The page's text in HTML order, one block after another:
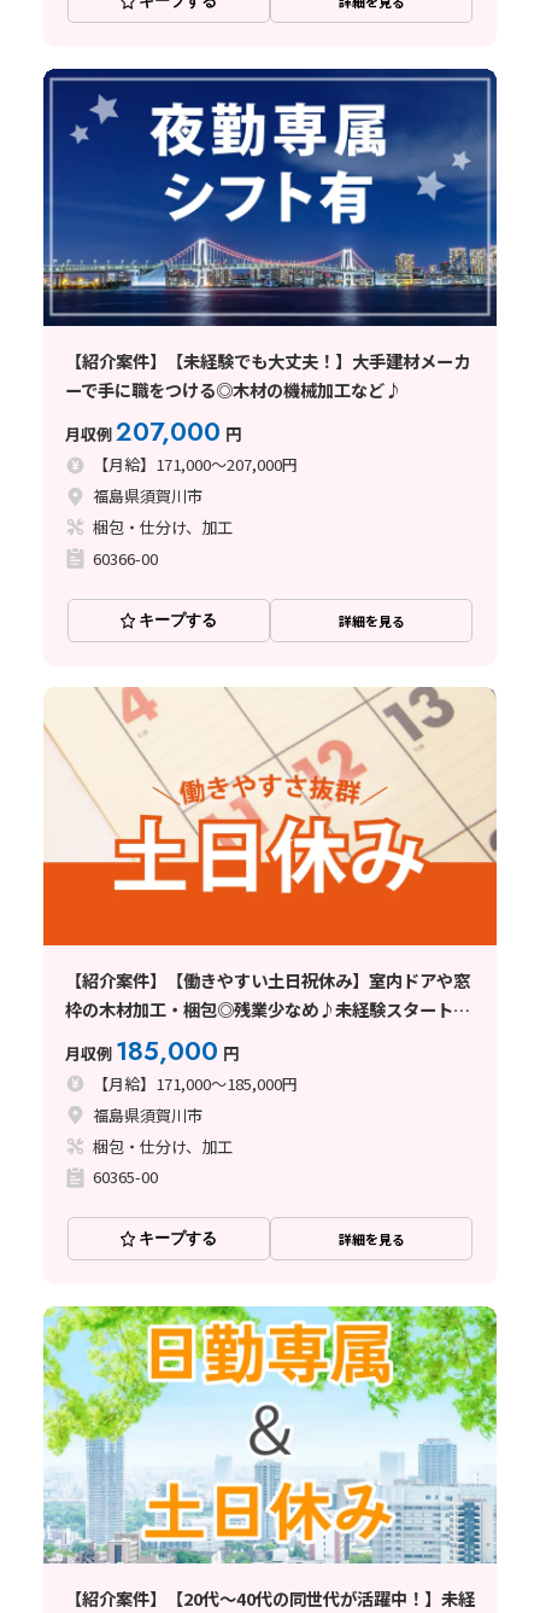
【紹介案件】【未経験でも大丈夫！】大手建材メーカ
ーで手に職をつける◎木材の機械加工など♪
月収例207,000 円
【月給】171,000～207,000円
福島県須賀川市
梱包・仕分け、加工
60366-00
キープする 詳細を見る
【紹介案件】【働きやすい土日祝休み】室内ドアや窓
枠の木材加工・梱包◎残業少なめ♪未経験スタート
月収例 185,000 円
【月給】171,000～185,000円
福島県須賀川市
梱包・仕分け、加工
60365-00
キープする 詳細を見る
【紹介案件】【20代～40代の同世代が活躍中！】未経